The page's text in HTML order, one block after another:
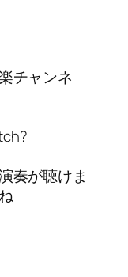
チャンネ
奏が聴けま